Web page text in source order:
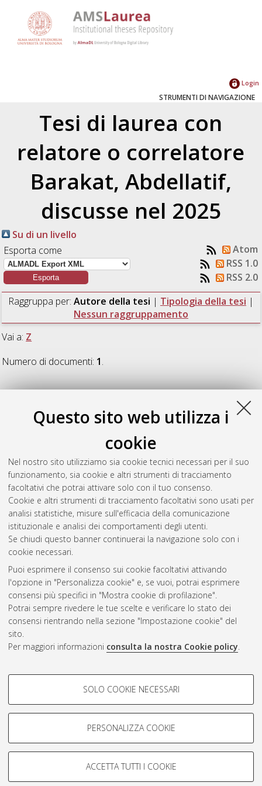
Questo sito web utilizza i
cookie
Nel nostro sito utilizziamo sia cookie tecnici necessari per il suo
funzionamento, sia cookie e altri strumenti di tracciamento
facoltativi che potrai attivare solo con il tuo consenso.
Cookie e altri strumenti di tracciamento facoltativi sono usati per
analisi statistiche, misure sull'efficacia della comunicazione
istituzionale e analisi dei comportamenti degli utenti.
Se chiudi questo banner continuerai la navigazione solo con i
cookie necessari.
Puoi esprimere il consenso sui cookie facoltativi attivando
l'opzione in "Personalizza cookie" e, se vuoi, potrai esprimere
consensi più specifici in "Mostra cookie di profilazione".
Potrai sempre rivedere le tue scelte e verificare lo stato dei
consensi rientrando nella sezione "Impostazione cookie" del
sito.
Per maggiori informazioni consulta la nostra Cookie policy.
COOKIE DI PROFILAZIONE -
Si tratta di cookie utilizzati per analizzare le caratteristiche della
navigazione degli utenti, creare profili in base al loro comportamento
Mostra cookie di profilazione
COOKIE TECNICI - NECESSARI
SOLO COOKIE NECESSARI
PERSONALIZZA COOKIE
ACCETTA TUTTI I COOKIE
Login
STRUMENTI DI NAVIGAZIONE
Tesi di laurea con
relatore o correlatore
Barakat, Abdellatif,
discusse nel 2025
Su di un livello
Esporta come
Atom
RSS 1.0
RSS 2.0
Raggruppa per: Autore della tesi | Tipologia della tesi |
Nessun raggruppamento
Vai a: Z
Numero di documenti: 1.
Z
Zaouaq, Maria
waste by hydrothermal carbonization: towards carbonaceous
Università di Bologna, Corso di Studio inLow carbon
technologies and sustainable chemistry [LM-DM270],
Documento ad accesso riservato.
Questa lista e' stata generata ilThu Aug 6 12:05:15 2026
CEST
Atom
Rss 1.0
Rss 2.0
AMS Laurea
Impostazioni Cookie
Informativa sulla privacy
Condizioni d’uso del sito